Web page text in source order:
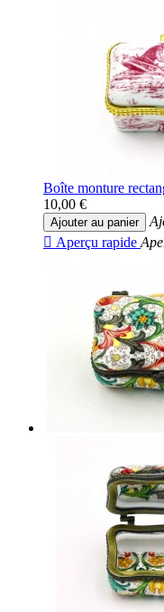
Boîte monture
10,00 €
Ajouter au panier
 Aperçu rapide